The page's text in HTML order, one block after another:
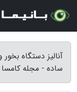
آنالیز دستگاه
ساده - مجله کامسا